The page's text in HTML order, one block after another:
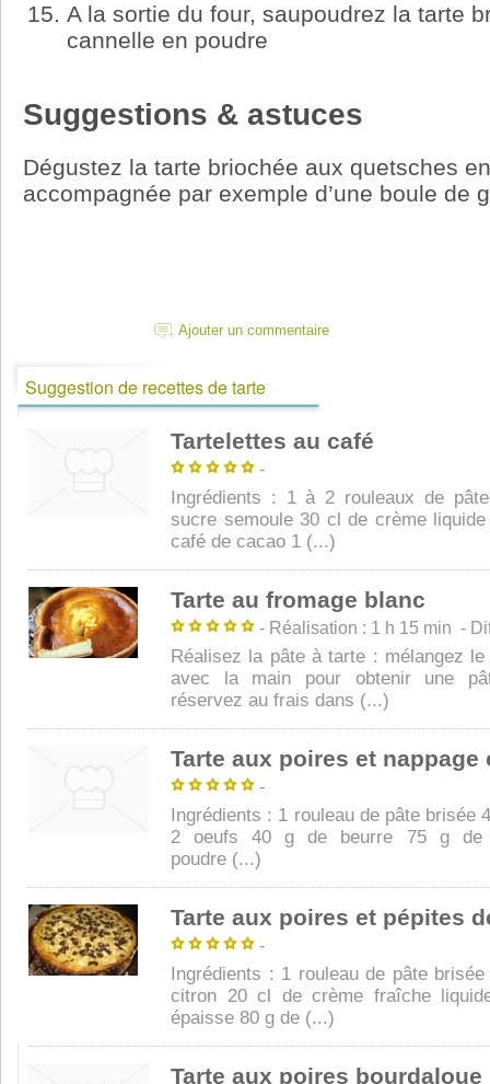
A la sortie du four, saupoudrez la tarte
cannelle en poudre
Suggestions & astuces
Dégustez la tarte briochée aux quetsches
accompagnée par exemple d’une boule de
Ajouter un commentaire
Suggestion de recettes de tarte
Tartelettes au café
-
Ingrédients : 1 à 2 rouleaux de
sucre semoule 30 cl de crème
café de cacao 1 (...)
Tarte au fromage blanc
- Réalisation : 1 h 15 min -
Réalisez la pâte à tarte : mélangez
avec la main pour obtenir une
réservez au frais dans (...)
Tarte aux poires et nappage
-
Ingrédients : 1 rouleau de pâte brisée
2 oeufs 40 g de beurre 75 g
poudre (...)
Tarte aux poires et pépites
-
Ingrédients : 1 rouleau de pâte
citron 20 cl de crème fraîche
épaisse 80 g de (...)
Tarte aux poires bourdaloue